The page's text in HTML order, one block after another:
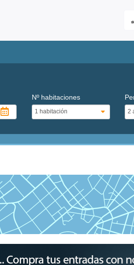
Nº habitaciones